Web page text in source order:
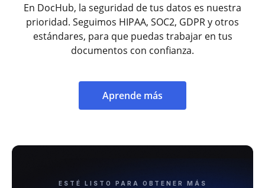
En DocHub, la seguridad de tus datos es nuestra
prioridad. Seguimos HIPAA, SOC2, GDPR y otros
estándares, para que puedas trabajar en tus
documentos con confianza.
Aprende más
ESTÉ LISTO PARA OBTENER MÁS